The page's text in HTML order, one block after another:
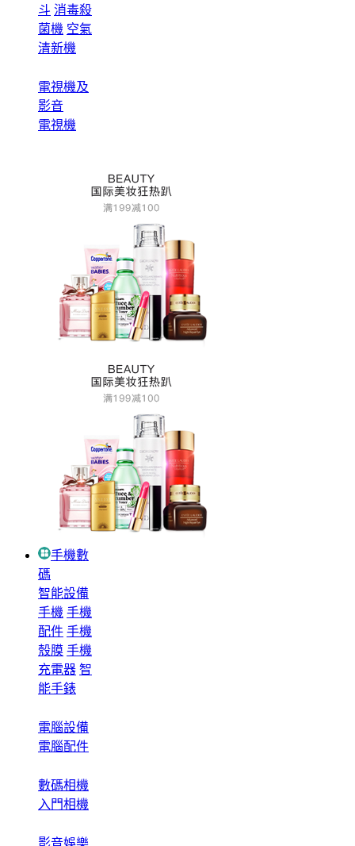
斗 消毒殺
菌機 空氣
清新機
電視機及
影音
電視機
手機數
碼
智能設備
手機 手機
配件 手機
殼膜 手機
充電器 智
能手錶
電腦設備
電腦配件
數碼相機
入門相機
影音娛樂